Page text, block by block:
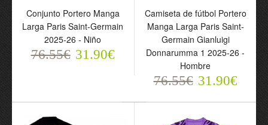
Conjunto Portero Manga
Larga Paris Saint-
Camiseta de fútbol
Portero Manga Larga
Conjunto Portero Manga
Larga Paris Saint-Germain
2025-26 - Niño
76.55€ 31.90€
Camiseta de fútbol Portero
Manga Larga Paris Saint-
Germain Gianluigi
Donnarumma 1 2025-26 -
Hombre
76.55€ 31.90€